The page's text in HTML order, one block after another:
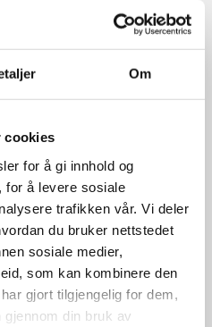
Om
cookies
for å gi innhold og
for å levere sosiale
trafikken vår. Vi deler
du bruker nettstedet
sosiale medier,
som kan kombinere den
gjort tilgjengelig for dem,
din bruk av
vans
detaljer